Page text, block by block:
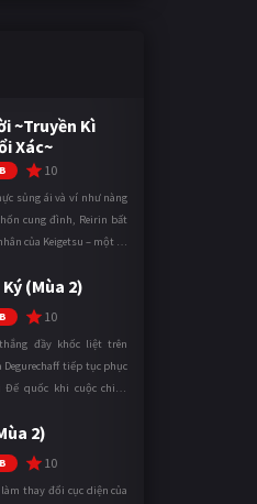
~Truyền Kì
Xác~
10
sủng ái và ví như nàng
cung đình, Reirin bất
của Keigetsu – một kẻ
...
(Mùa 2)
10
đầy khốc liệt trên
tiếp tục phục
quốc khi cuộc chiến
năn ...
2)
10
thay đổi cục diện của